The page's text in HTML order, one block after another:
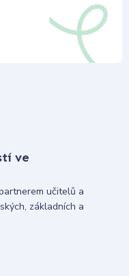
ve
učitelů a
základních a